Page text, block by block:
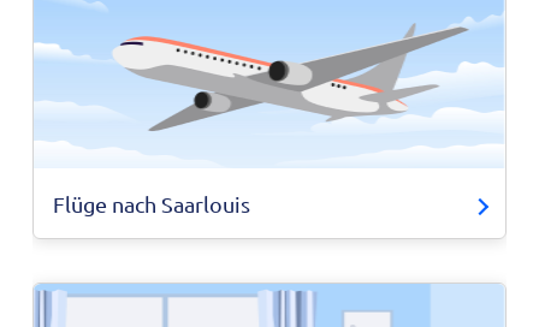
Flüge nach Saarlouis